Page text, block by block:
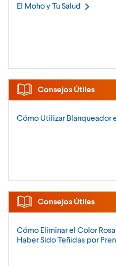
El Moho y TuSalud
Consejos Útiles
Cómo Utilizar Blanqueador
Consejos Útiles
Cómo Eliminar el Color
Haber Sido Teñidas por